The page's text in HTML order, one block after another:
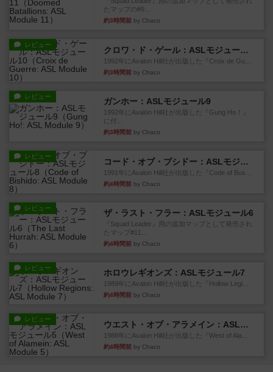
たマップの#9...
約3時間前 by Chaco
レビュー
クロワ・ド・ゲール：ASLモジュール10
1992年にAvalon Hill社が出版した『Croix de Gu...
約3時間前 by Chaco
レビュー ガンホー：ASLモジュール9
1992年にAvalon Hill社が出版した『Gung Ho！』
に付...
約3時間前 by Chaco
レビュー
コード・オブ・ブシドー：ASLモジュール8
1991年にAvalon Hill社が出版した『Code of Bus...
約4時間前 by Chaco
レビュー ザ・ラスト・フラー：ASLモジュール6
『Squad Leader』用の追加マップとして発売され
たマップ#11...
約4時間前 by Chaco
レビュー ホロウレギオンズ：ASLモジュール7
1989年にAvalon Hill社が出版した『Hollow Legi...
約4時間前 by Chaco
レビュー
ウエスト・オブ・アラメイン：ASLモジュール5
1988年にAvalon Hill社が出版した『West of Ala...
約4時間前 by Chaco